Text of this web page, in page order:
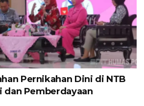
Pernikahan Dini di NTB
dan Pemberdayaan